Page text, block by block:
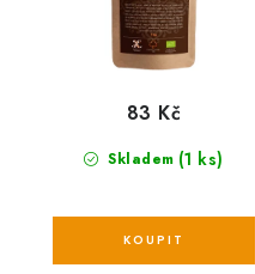
Skladem (1 ks)
83 Kč